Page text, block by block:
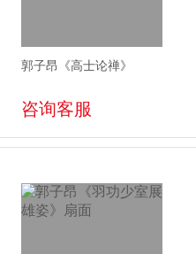
郭子昂《高士论禅》
咨询客服